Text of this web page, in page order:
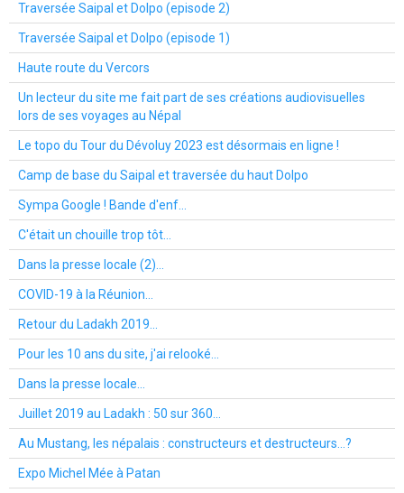
Traversée Saipal et Dolpo (episode 2)
Traversée Saipal et Dolpo (episode 1)
Haute route du Vercors
Un lecteur du site me fait part de ses créations audiovisuelles
lors de ses voyages au Népal
Le topo du Tour du Dévoluy 2023 est désormais en ligne !
Camp de base du Saipal et traversée du haut Dolpo
Sympa Google ! Bande d'enf...
C'était un chouille trop tôt...
Dans la presse locale (2)...
COVID-19 à la Réunion...
Retour du Ladakh 2019...
Pour les 10 ans du site, j'ai relooké...
Dans la presse locale...
Juillet 2019 au Ladakh : 50 sur 360...
Au Mustang, les népalais : constructeurs et destructeurs...?
Expo Michel Mée à Patan